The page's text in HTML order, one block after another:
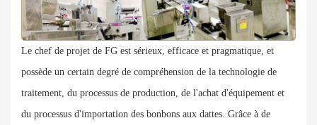
Le chef de projet de FG est sérieux, efficace et pragmatique, et
possède un certain degré de compréhension de la technologie de
traitement, du processus de production, de l'achat d'équipement et
du processus d'importation des bonbons aux dattes. Grâce à de